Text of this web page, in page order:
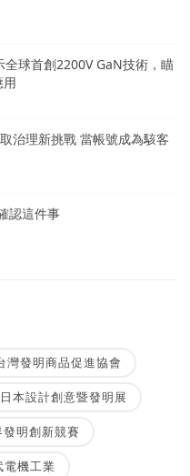
球首創2200V GaN技術，瞄
治理新挑戰 當帳號成為駭客
認這件事
灣發明商品促進協會
本設計創意暨發明展
明創新競賽
電機工業